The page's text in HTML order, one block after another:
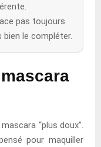
pas toujours
le compléter.
“plus doux”.
pour maquiller